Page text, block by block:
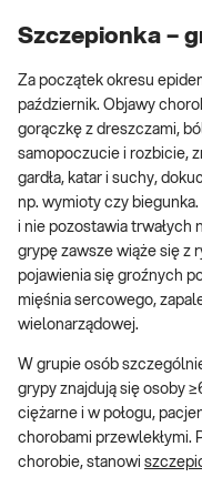
Szczepionka –
Za początek okresu
październik. Objawy
gorączkę z dreszczami,
samopoczucie i rozbicie,
gardła, katar i suchy,
np. wymioty czy
i nie pozostawia trwałych
grypę zawsze wiąże się z
pojawienia się groźnych
mięśnia sercowego,
wielonarządowej.
W grupie osób
grypy znajdują się osoby
ciężarne i w połogu,
chorobami przewlekłymi.
chorobie, stanowi